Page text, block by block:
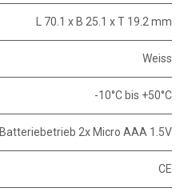
L 70.1 x B 25.1 x T 19.2 mm
Weiss
-10°C bis +50°C
Batteriebetrieb 2x Micro AAA 1.5V
CE